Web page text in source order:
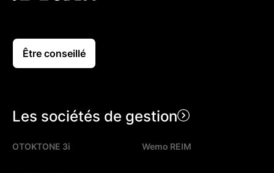
Être conseillé
Les sociétés de gestion
OTOKTONE 3i Wemo REIM